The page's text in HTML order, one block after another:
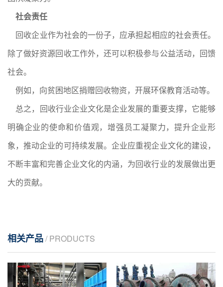
社会责任
回收企业作为社会的一份子，应承担起相应的社会责任。
除了做好资源回收工作外，还可以积极参与公益活动，回馈
社会。
例如，向贫困地区捐赠回收物资，开展环保教育活动等。
总之，回收行业企业文化是企业发展的重要支撑，它能够
明确企业的使命和价值观，增强员工凝聚力，提升企业形
象，推动企业的可持续发展。企业应重视企业文化的建设，
不断丰富和完善企业文化的内涵，为回收行业的发展做出更
大的贡献。
相关产品/ PRODUCTS